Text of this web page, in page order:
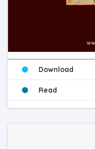
Download
Read